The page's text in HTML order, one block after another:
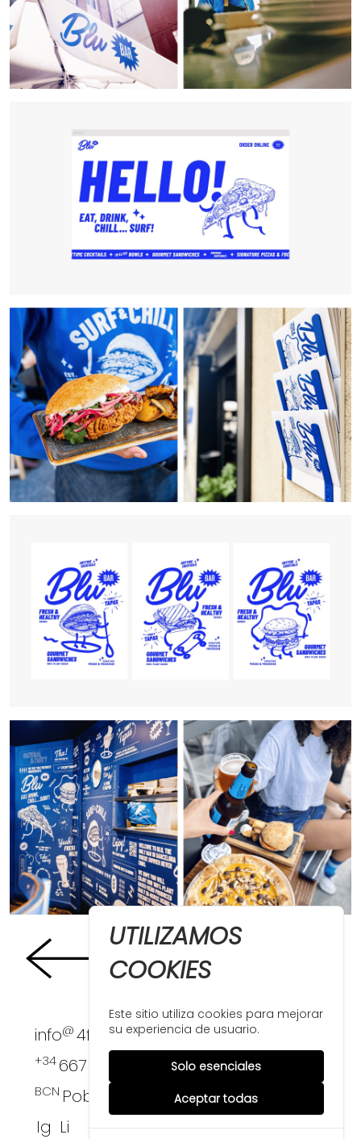
info@4funkies.com
+34667 396 124
BCN PobleNou
Ig Li
UTILIZAMOS
COOKIES
Este sitio utiliza cookies para mejorar
su experiencia de usuario.
Solo esenciales
Aceptar todas